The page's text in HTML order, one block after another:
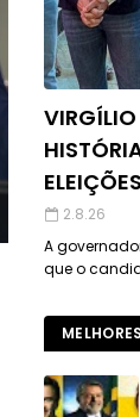
2.8.26
A
que o
MELHORES